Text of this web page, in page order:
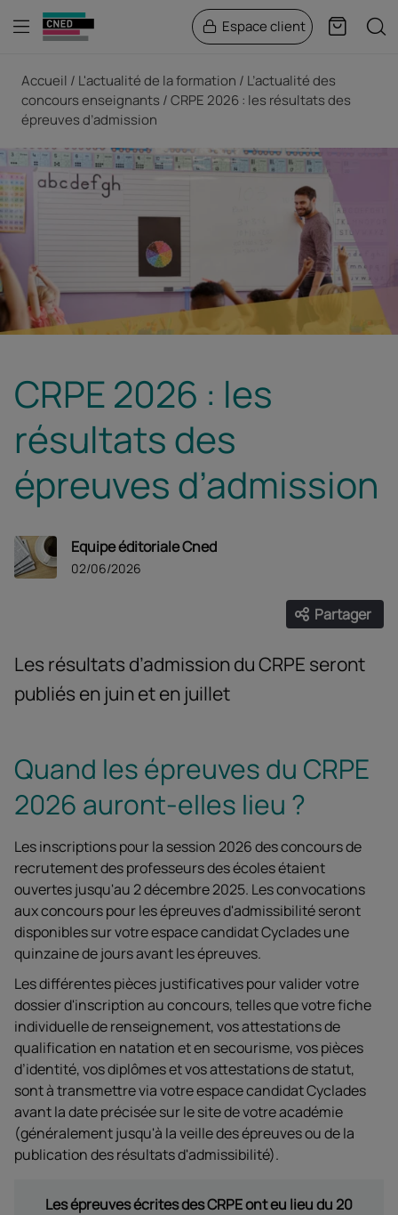
Menu Espace client Panier
Accueil L'actualité de la formation
L’actualité des
concours enseignants
CRPE 2026 : les résultats des
épreuves d’admission
CRPE 2026 : les
résultats des
épreuves d’admission
Equipe éditoriale Cned
02/06/2026
Partager
Ouvrir
Les résultats d’admission du CRPE seront
publiés en juin et en juillet
Quand les épreuves du CRPE
2026 auront-elles lieu ?
Les inscriptions pour la session 2026 des concours de
recrutement des professeurs des écoles étaient
ouvertes jusqu'au 2 décembre 2025. Les convocations
aux concours pour les épreuves d'admissibilité seront
disponibles sur votre espace candidat Cyclades une
quinzaine de jours avant les épreuves.
Les différentes pièces justificatives pour valider votre
dossier d'inscription au concours, telles que votre fiche
individuelle de renseignement, vos attestations de
qualification en natation et en secourisme, vos pièces
d’identité, vos diplômes et vos attestations de statut,
sont à transmettre via votre espace candidat Cyclades
avant la date précisée sur le site de votre académie
(généralement jusqu'à la veille des épreuves ou de la
publication des résultats d'admissibilité).
Les épreuves écrites des CRPE ont eu lieu du 20